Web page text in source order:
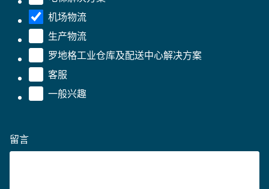
机场物流
生产物流
罗地格工业仓库及配送中心解决方案
客服
一般兴趣
留言